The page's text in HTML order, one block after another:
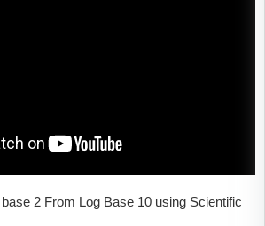
2 From Log Base 10 using Scientific